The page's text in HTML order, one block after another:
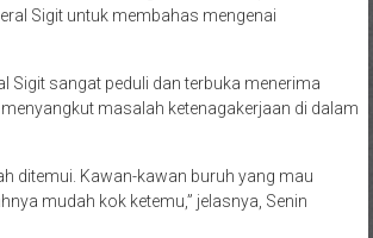
Sigit untuk membahas mengenai
Sigit sangat peduli dan terbuka menerima
masalah ketenagakerjaan di dalam
ditemui. Kawan-kawan buruh yang mau
mudah kok ketemu,” jelasnya, Senin